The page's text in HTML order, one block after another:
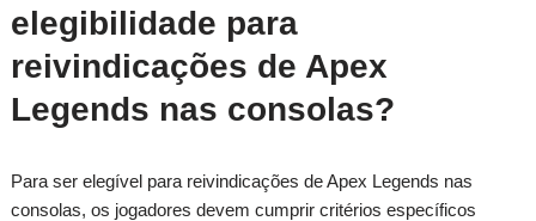
elegibilidade para
reivindicações de Apex
Legends nas consolas?
Para ser elegível para reivindicações de Apex Legends nas
consolas, os jogadores devem cumprir critérios específicos